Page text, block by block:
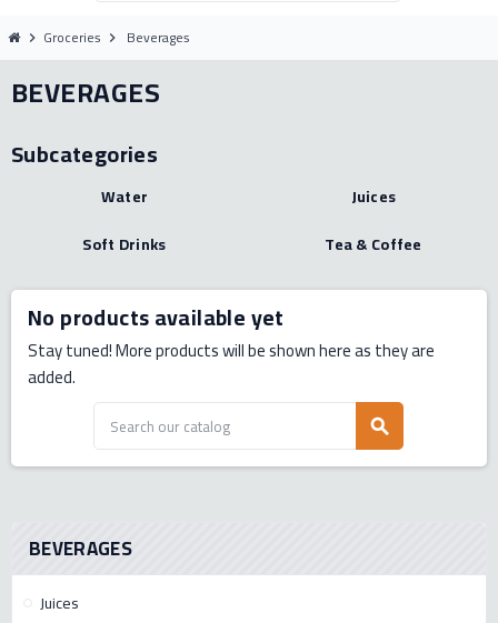
chevron_right Groceries chevron_right Beverages
BEVERAGES
Juices
BEVERAGES
Subcategories
Water
Juices
Soft Drinks
Tea & Coffee
No products available yet
Stay tuned! More products will be shown here as they are
added.
search